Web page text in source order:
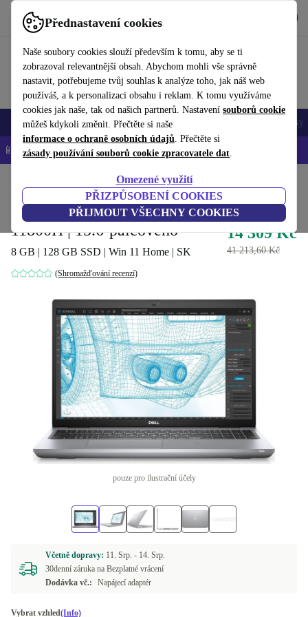
Přednastavení cookies
Naše soubory cookies slouží především k tomu, aby se ti
zobrazoval relevantnější obsah. Abychom mohli vše správně
nastavit, potřebujeme tvůj souhlas k analýze toho, jak náš web
používáš, a k personalizaci obsahu i reklam. K tomu využíváme
cookies jak naše, tak od našich partnerů. Nastavení souborů cookie
můžeš kdykoli změnit. Přečtěte si naše
informace o ochraně osobních údajů. Přečtěte si
zásady používání souborů cookie zpracovatele dat.
Omezené využití
PŘIZPŮSOBENÍ COOKIES
PŘIJMOUT VŠECHNY COOKIES
Používejte refurbed rychle a snadno
Mobily a smartphony Notebooky Tablety Doplňky
📱 -5 % NAVÍC na všechny iPhony – kód: IPHONEDEAL-
Notebooky Notebooky Dell
Dell Precision 3561 | i7-
11800H | 15.6-palcového
8 GB | 128 GB SSD | Win 11 Home | SK
(Shromažďování recenzí)
14 309 Kč
41 213,60 Kč
pouze pro ilustrační účely
Včetně dopravy: 11. Srp. - 14. Srp.
30denní záruka na Bezplatné vrácení
Dodávka vč.:
Napájecí adaptér
Vybrat vzhled(Info)